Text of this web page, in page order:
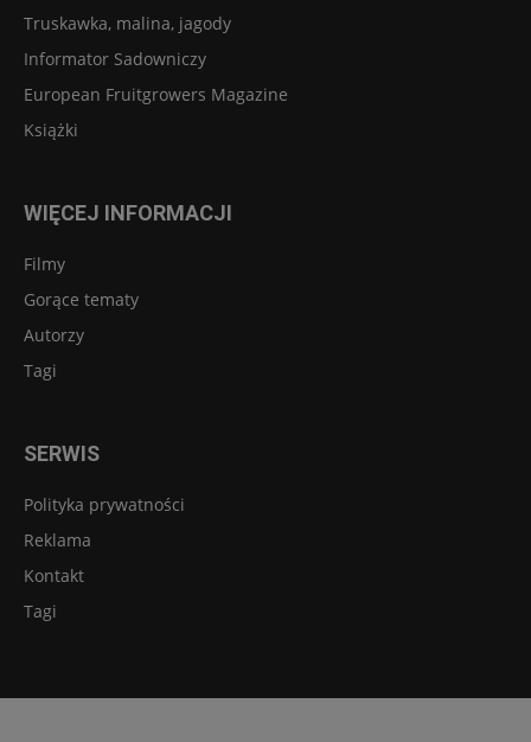
Truskawka, malina, jagody
Informator Sadowniczy
European Fruitgrowers Magazine
Książki
WIĘCEJ INFORMACJI
Filmy
Gorące tematy
Autorzy
Tagi
SERWIS
Polityka prywatności
Reklama
Kontakt
Tagi